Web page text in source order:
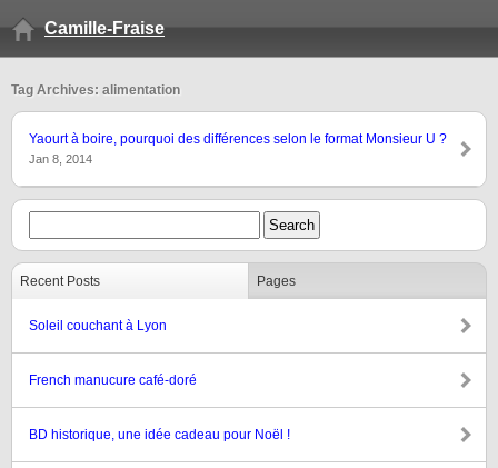
Camille-Fraise
Tag Archives: alimentation
Yaourt à boire, pourquoi des différences selon le format Monsieur U ?
Jan 8, 2014
Recent Posts Pages
Soleil couchant à Lyon
French manucure café-doré
BD historique, une idée cadeau pour Noël !